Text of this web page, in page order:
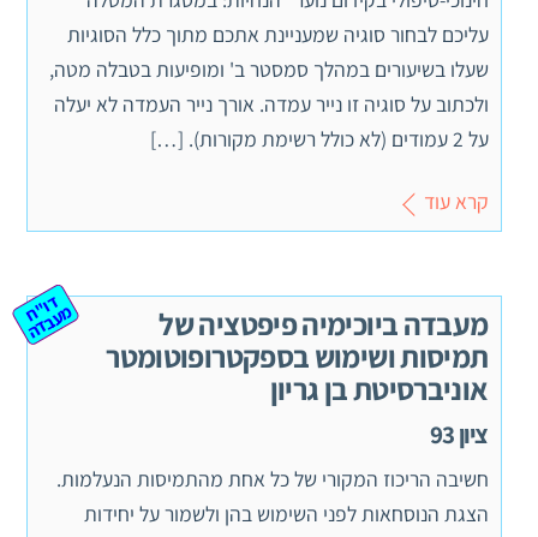
עליכם לבחור סוגיה שמעניינת אתכם מתוך כלל הסוגיות
שעלו בשיעורים במהלך סמסטר ב' ומופיעות בטבלה מטה,
ולכתוב על סוגיה זו נייר עמדה. אורך נייר העמדה לא יעלה
על 2 עמודים (לא כולל רשימת מקורות). […]
קרא עוד
מעבדה ביוכימיה פיפטציה של
תמיסות ושימוש בספקטרופוטומטר
אוניברסיטת בן גריון
ציון 93
ד
ו"
ח מ
ע
ב
ד
ה
חשיבה הריכוז המקורי של כל אחת מהתמיסות הנעלמות.
הצגת הנוסחאות לפני השימוש בהן ולשמור על יחידות